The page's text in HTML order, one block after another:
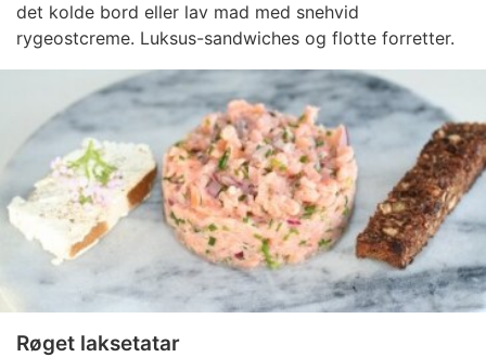
det kolde bord eller lav mad med snehvid
rygeostcreme. Luksus-sandwiches og flotte forretter.
Røget laksetatar